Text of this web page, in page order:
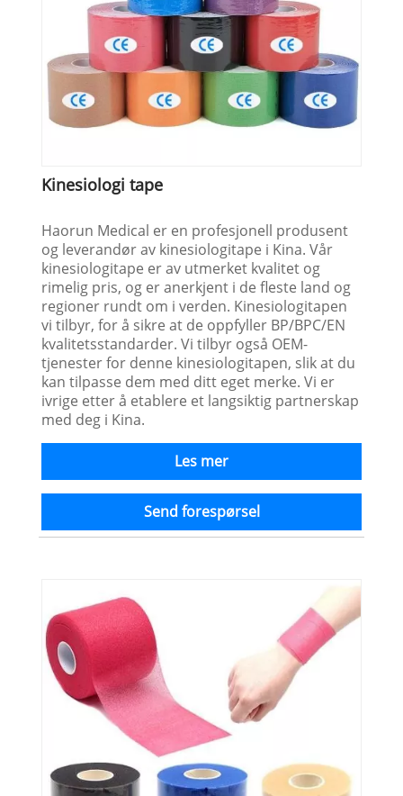
Kinesiologi tape
Haorun Medical er en profesjonell produsent
og leverandør av kinesiologitape i Kina. Vår
kinesiologitape er av utmerket kvalitet og
rimelig pris, og er anerkjent i de fleste land og
regioner rundt om i verden. Kinesiologitapen
vi tilbyr, for å sikre at de oppfyller BP/BPC/EN
kvalitetsstandarder. Vi tilbyr også OEM-
tjenester for denne kinesiologitapen, slik at du
kan tilpasse dem med ditt eget merke. Vi er
ivrige etter å etablere et langsiktig partnerskap
med deg i Kina.
Les mer
Send forespørsel